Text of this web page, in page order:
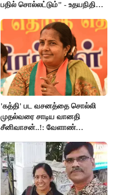
பதில் சொல்லட்டும்" - உதயநிதி
'கத்தி' பட வசனத்தை சொல்லி
முதல்வரை சாடிய வானதி
சீனிவாசன்..!: வேளாண்
எதிர்ப்பு!